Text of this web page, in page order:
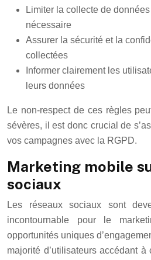
Limiter la collecte de
nécessaire
Assurer la sécurité et la
collectées
Informer clairement les
leurs données
Le non-respect de ces règles
sévères, il est donc crucial de
vos campagnes avec la RGPD.
Marketing mobile
sociaux
Les réseaux sociaux sont
incontournable pour le
opportunités uniques
majorité d’utilisateurs accédant